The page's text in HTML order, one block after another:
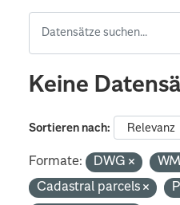
Keine
Sortieren nach
Formate: DWG
Cadastral parcels